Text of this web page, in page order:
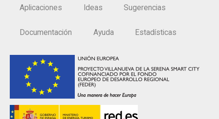
Aplicaciones Ideas Sugerencias
Documentación Ayuda Estadísticas